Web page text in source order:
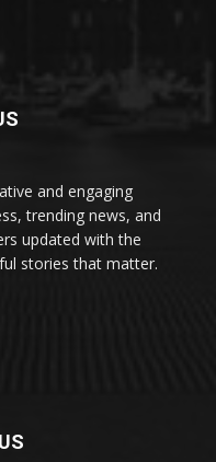
and engaging
trending news, and
updated with the
stories that matter.